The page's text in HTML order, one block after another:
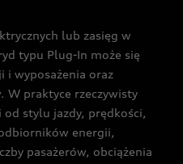
lub zasięg w
typu Plug-In może się
i wyposażenia oraz
W praktyce rzeczywisty
od stylu jazdy, prędkości,
energii,
pasażerów, obciążenia